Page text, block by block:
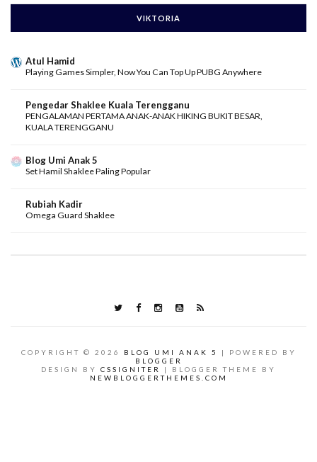
VIKTORIA
Atul Hamid
Playing Games Simpler, Now You Can Top Up PUBG Anywhere
Pengedar Shaklee Kuala Terengganu
PENGALAMAN PERTAMA ANAK-ANAK HIKING BUKIT BESAR,
KUALA TERENGGANU
Blog Umi Anak 5
Set Hamil Shaklee Paling Popular
Rubiah Kadir
Omega Guard Shaklee
COPYRIGHT © 2026 BLOG UMI ANAK 5
| POWERED BY
BLOGGER
DESIGN BY CSSIGNITER
| BLOGGER THEME BY
NEWBLOGGERTHEMES.COM